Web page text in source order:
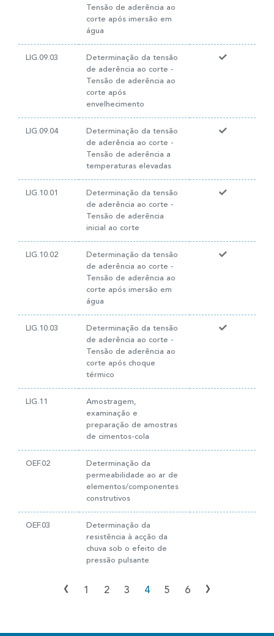
Tensão de aderência ao
corte após imersão em
água
LIG.09.03
Determinação da tensão
de aderência ao corte -
Tensão de aderência ao
corte após
envelhecimento
LIG.09.04
Determinação da tensão
de aderência ao corte -
Tensão de aderência a
temperaturas elevadas
LIG.10.01
Determinação da tensão
de aderência ao corte -
Tensão de aderência
inicial ao corte
LIG.10.02
Determinação da tensão
de aderência ao corte -
Tensão de aderência ao
corte após imersão em
água
LIG.10.03
Determinação da tensão
de aderência ao corte -
Tensão de aderência ao
corte após choque
térmico
LIG.11
Amostragem,
examinação e
preparação de amostras
de cimentos-cola
OEF.02
Determinação da
permeabilidade ao ar de
elementos/componentes
construtivos
OEF.03
Determinação da
resistência à acção da
chuva sob o efeito de
pressão pulsante
‹ 1 2 3 4 5 6 ›